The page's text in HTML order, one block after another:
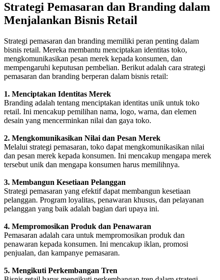
Strategi Pemasaran dan Branding dalam
Menjalankan Bisnis Retail
Strategi pemasaran dan branding memiliki peran penting dalam
bisnis retail. Mereka membantu menciptakan identitas toko,
mengkomunikasikan pesan merek kepada konsumen, dan
mempengaruhi keputusan pembelian. Berikut adalah cara strategi
pemasaran dan branding berperan dalam bisnis retail:
1. Menciptakan Identitas Merek
Branding adalah tentang menciptakan identitas unik untuk toko
retail. Ini mencakup pemilihan nama, logo, warna, dan elemen
desain yang mencerminkan nilai dan gaya toko.
2. Mengkomunikasikan Nilai dan Pesan Merek
Melalui strategi pemasaran, toko dapat mengkomunikasikan nilai
dan pesan merek kepada konsumen. Ini mencakup mengapa merek
tersebut unik dan mengapa konsumen harus memilihnya.
3. Membangun Kesetiaan Pelanggan
Strategi pemasaran yang efektif dapat membangun kesetiaan
pelanggan. Program loyalitas, penawaran khusus, dan pelayanan
pelanggan yang baik adalah bagian dari upaya ini.
4. Mempromosikan Produk dan Penawaran
Pemasaran adalah cara untuk mempromosikan produk dan
penawaran kepada konsumen. Ini mencakup iklan, promosi
penjualan, dan kampanye pemasaran.
5. Mengikuti Perkembangan Tren